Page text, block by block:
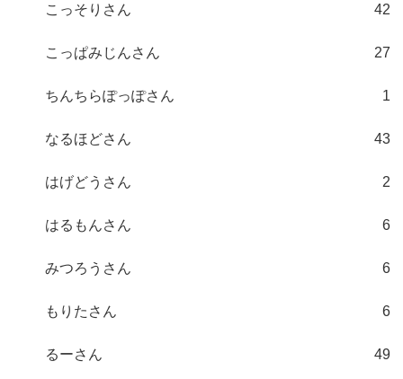
こっそりさん 42
こっぱみじんさん 27
ちんちらぽっぽさん 1
なるほどさん 43
はげどうさん 2
はるもんさん 6
みつろうさん 6
もりたさん 6
るーさん 49